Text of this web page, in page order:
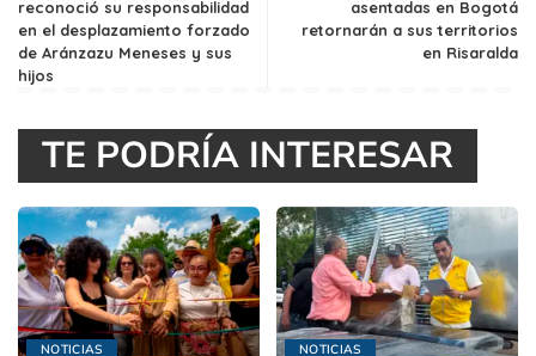
reconoció su responsabilidad
en el desplazamiento forzado
de Aránzazu Meneses y sus
hijos
asentadas en Bogotá
retornarán a sus territorios
en Risaralda
TE PODRÍA INTERESAR
NOTICIAS
NOTICIAS